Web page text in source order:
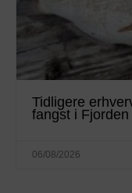
Tidligere
fangst i Fjorden
06/08/2026